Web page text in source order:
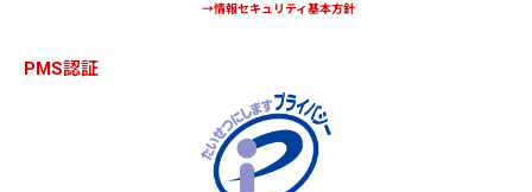
→情報セキュリティ基本方針
PMS認証